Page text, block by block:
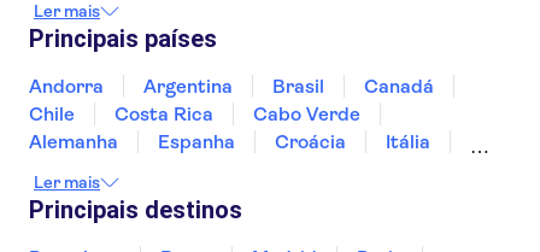
Chá da Tarde em Londres (Afternoon Tea)
Catedral de São Paulo
Teatro Shakespeare's Globe
Cidade Velha de Edimburgo
Palácio de Buckingham
The London Dungeon
Ler mais
Principais países
Andorra Argentina Brasil
Canadá
Chile
Costa Rica
Cabo Verde
Alemanha
Espanha Croácia
Itália
Marrocos
Maldivas
Singapura
Turquia
Ler mais
Principais destinos